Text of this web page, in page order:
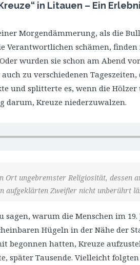
in Litauen – Ein
Morgendämmerung, als die
Verantwortlichen schämen,
wurden sie schon am Abend
zu verschiedenen Tageszeiten,
und splitterte es, wenn die
darum, Kreuze niederzuwalzen.
Ort ungebremster Religiosität, dessen
aufgeklärten Zweifler nicht unberührt
sagen, warum die Menschen im
Hügeln in der Nähe der
begonnen hatten, Kreuze
später Tausende. Vielleicht